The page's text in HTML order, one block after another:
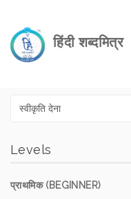
हिंदी शब्दमित्र
Levels
प्राथमिक (BEGINNER)